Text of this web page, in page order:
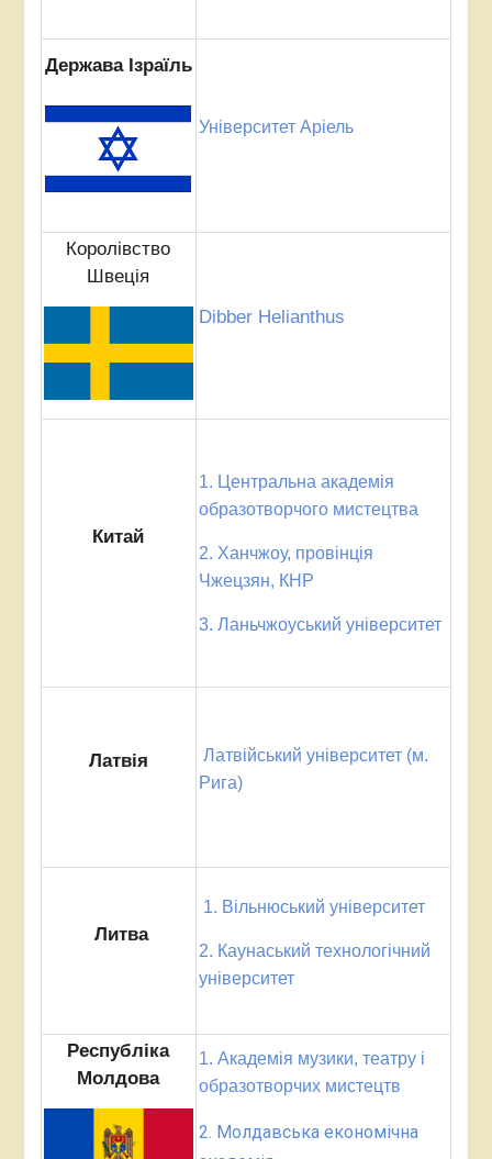
Держава Ізраїль
Університет Аріель
Королівство
Швеція
Dibber Helianthus
Китай
1. Центральна академія
образотворчого мистецтва
2. Ханчжоу, провінція
Чжецзян, КНР
3. Ланьчжоуський університет
Латвія
Латвійський університет (м.
Рига)
Литва
1. Вільнюський університет
2. Каунаський технологічний
університет
Республіка
Молдова
1. Академія музики, театру і
образотворчих мистецтв
2. Молдавська економічна